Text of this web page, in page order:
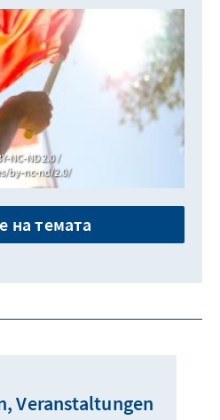
NC-ND 2.0 /
by-nc-nd/2.0/
на темата
Veranstaltungen